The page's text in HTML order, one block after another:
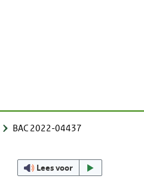
BAC 2022-04437
Lees voor